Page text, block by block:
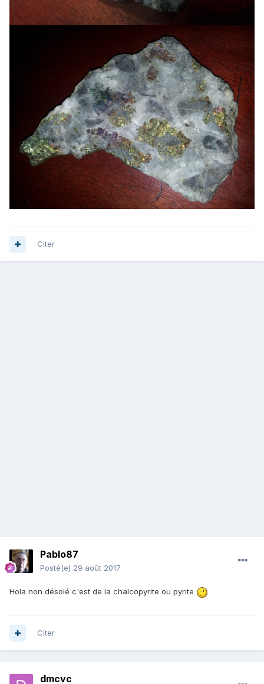
Citer
Pablo87
Posté(e) 29 août 2017
Hola non désolé c'est de la chalcopyrite ou pyrite
Citer
dmcvc